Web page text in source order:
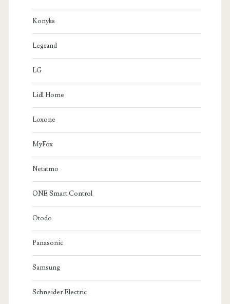
Konyks
Legrand
LG
Lidl Home
Loxone
MyFox
Netatmo
ONE Smart Control
Otodo
Panasonic
Samsung
Schneider Electric